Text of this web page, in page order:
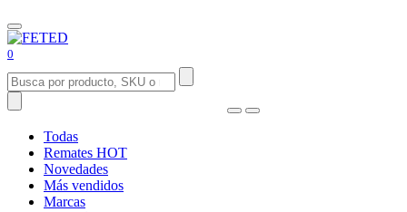
0
Todas
Remates HOT
Novedades
Más vendidos
Marcas